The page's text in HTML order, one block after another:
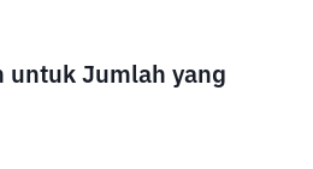
untuk Jumlah yang